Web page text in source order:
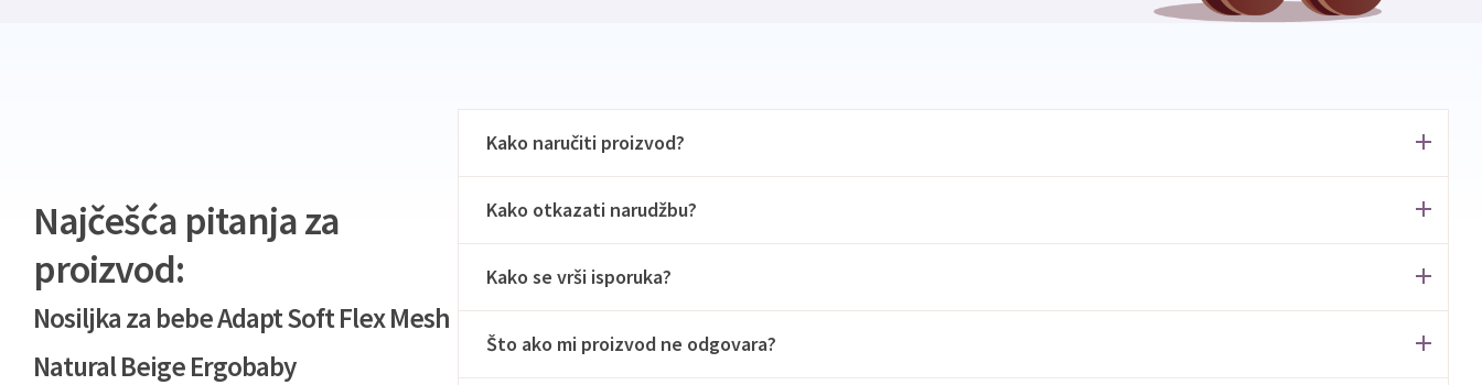
Najčešća pitanja za
proizvod:
Nosiljka za bebe Adapt Soft Flex Mesh
Natural Beige Ergobaby
Kako naručiti proizvod?
Kako otkazati narudžbu?
Kako se vrši isporuka?
Što ako mi proizvod ne odgovara?